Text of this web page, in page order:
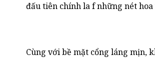
đấu tiên chính la f những nét
Cùng với bề mặt cổng láng mịn,